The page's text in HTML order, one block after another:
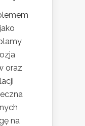
oraz
na